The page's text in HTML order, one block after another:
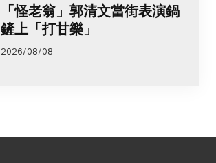
「怪老翁」郭清文當街表演鍋
鏟上「打甘樂」
2026/08/08